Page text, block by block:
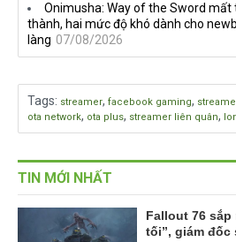
Onimusha: Way of the Sword mất
thành, hai mức độ khó dành cho
làng 07/08/2026
Tags: streamer, facebook gaming,
ota network, ota plus, streamer liên quân,
TIN MỚI NHẤT
Fallout 76 sắp
tối”, giám đốc